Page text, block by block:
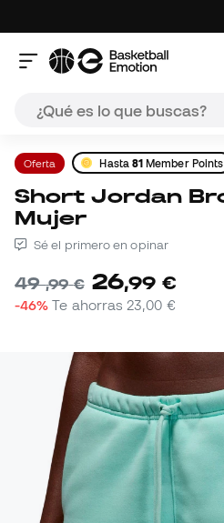
Oferta Hasta 81 Member Points
Short Jordan Brooklyn Fleece
Mujer
Sé el primero en opinar
49,99 € 26,99 €
-46% Te ahorras 23,00 €